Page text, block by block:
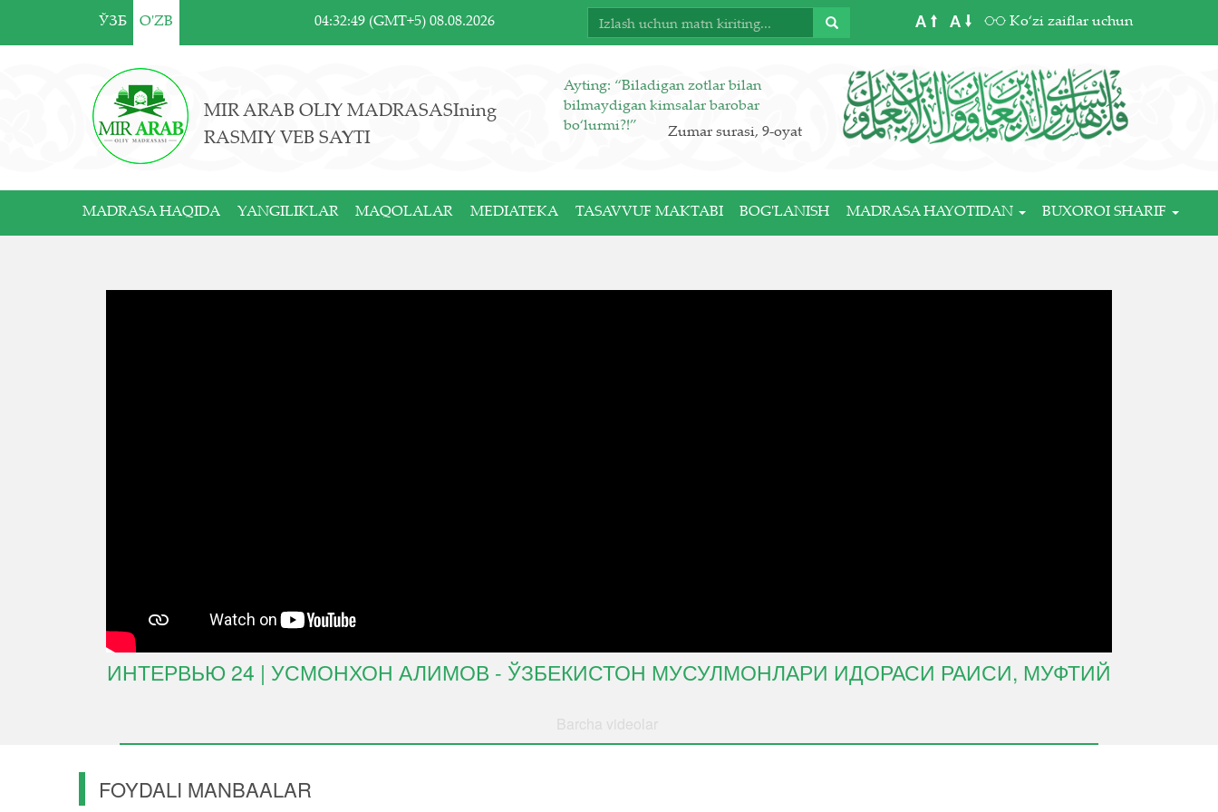
ЎЗБ O'ZB 04:32:49 (GMT+5) 08.08.2026 A A Ko‘zi zaiflar uchun
MIR ARAB OLIY MADRASASIning
RASMIY VEB SAYTI
Ayting: “Biladigan zotlar bilan
bilmaydigan kimsalar barobar
bo‘lurmi?!”
Zumar surasi, 9-oyat
MADRASA HAQIDA YANGILIKLAR MAQOLALAR MEDIATEKA TASAVVUF MAKTABI BOG'LANISH MADRASA HAYOTIDAN BUXOROI SHARIF
ИНТЕРВЬЮ 24 | УСМОНХОН АЛИМОВ - ЎЗБЕКИСТОН МУСУЛМОНЛАРИ ИДОРАСИ РАИСИ, МУФТИЙ
Barcha videolar
FOYDALI MANBAALAR